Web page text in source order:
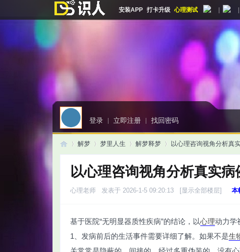
安装APP 打卡升级 心理测试
登录 | 立即注册 | 找回密码
解梦 梦里人生 解梦释梦 以心理咨询视角分析真
以心理咨询视角分析真实病
心理老师 发表于 2026-1-5 09:20:13 [显示全部楼层] 本
基于医院“无明显器质性疾病”的结论，以心理动力学
1、发病前后的生活事件需要详细了解。如果不是生